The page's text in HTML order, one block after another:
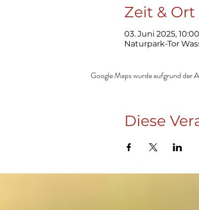
Zeit & Ort
03. Juni 2025,
Naturpark-Tor
Google Maps wurde aufgrund der
Diese